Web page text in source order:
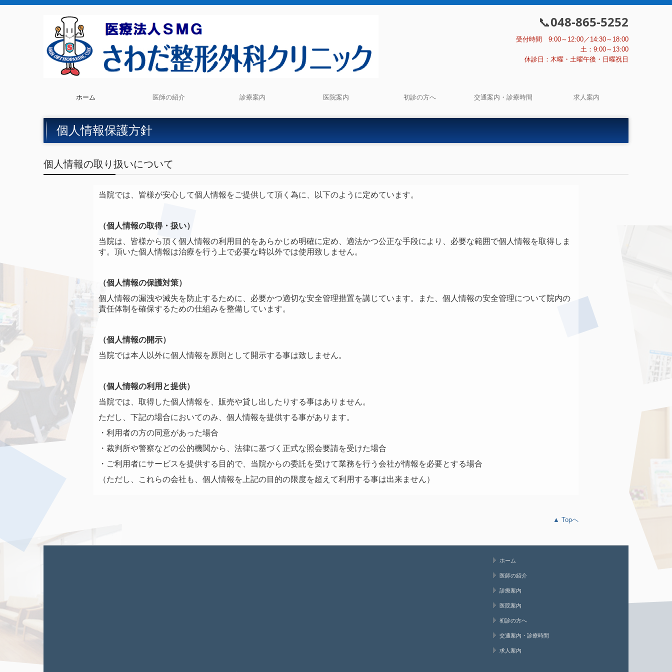
📞048-865-5252
受付時間 9:00～12:00／14:30～18:00
土：9:00～13:00
休診日：木曜・土曜午後・日曜祝日
ホーム
個人情報保護方針
医師の紹介 診療案内 医院案内 初診の方へ 交通案内・診療時間 求人案内
個人情報保護方針
個人情報の取り扱いについて
当院では、皆様が安心して個人情報をご提供して頂く為に、以下のように定めています。
（個人情報の取得・扱い）
当院は、皆様から頂く個人情報の利用目的をあらかじめ明確に定め、適法かつ公正な手段により、必要な範囲で個人情報を取得しま
す。頂いた個人情報は治療を行う上で必要な時以外では使用致しません。
（個人情報の保護対策）
個人情報の漏洩や滅失を防止するために、必要かつ適切な安全管理措置を講じています。また、個人情報の安全管理について院内の
責任体制を確保するための仕組みを整備しています。
（個人情報の開示）
当院では本人以外に個人情報を原則として開示する事は致しません。
（個人情報の利用と提供）
当院では、取得した個人情報を、販売や貸し出したりする事はありません。
ただし、下記の場合においてのみ、個人情報を提供する事があります。
・利用者の方の同意があった場合
・裁判所や警察などの公的機関から、法律に基づく正式な照会要請を受けた場合
・ご利用者にサービスを提供する目的で、当院からの委託を受けて業務を行う会社が情報を必要とする場合
（ただし、これらの会社も、個人情報を上記の目的の限度を超えて利用する事は出来ません）
▲ Topへ
ホーム
医師の紹介
診療案内
医院案内
初診の方へ
交通案内・診療時間
求人案内